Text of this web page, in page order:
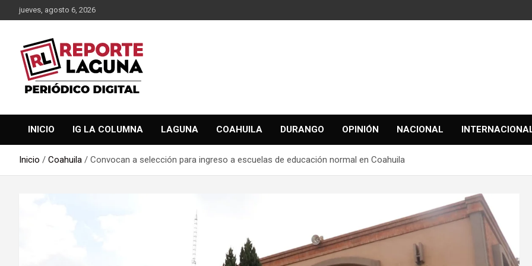
Saltar
al
jueves, agosto 6, 2026
Reporte Laguna
INICIO IG LA COLUMNA LAGUNA COAHUILA DURANGO OPINIÓN NACIONAL
Inicio Coahuila Convocan a selección para ingreso a escuelas de educación normal en Coahuila